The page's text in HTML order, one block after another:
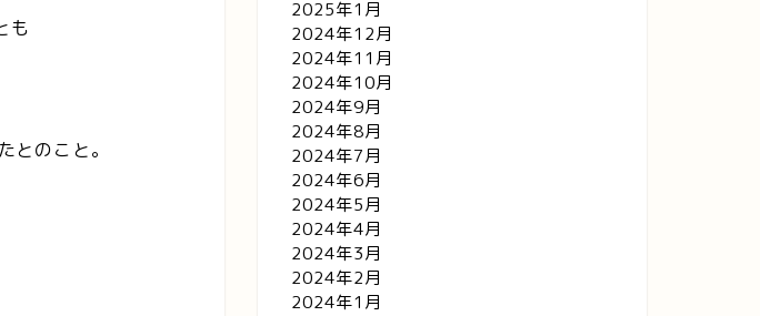
も
のこと。
2025年1月
2024年12月
2024年11月
2024年10月
2024年9月
2024年8月
2024年7月
2024年6月
2024年5月
2024年4月
2024年3月
2024年2月
2024年1月